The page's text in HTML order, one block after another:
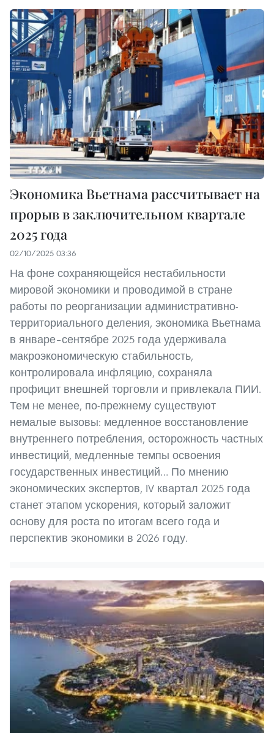
Экономика Вьетнама рассчитывает на
прорыв в заключительном квартале
2025 года
02/10/2025 03:36
На фоне сохраняющейся нестабильности
мировой экономики и проводимой в стране
работы по реорганизации административно-
территориального деления, экономика Вьетнама
в январе–сентябре 2025 года удерживала
макроэкономическую стабильность,
контролировала инфляцию, сохраняла
профицит внешней торговли и привлекала ПИИ.
Тем не менее, по-прежнему существуют
немалые вызовы: медленное восстановление
внутреннего потребления, осторожность частных
инвестиций, медленные темпы освоения
государственных инвестиций… По мнению
экономических экспертов, IV квартал 2025 года
станет этапом ускорения, который заложит
основу для роста по итогам всего года и
перспектив экономики в 2026 году.